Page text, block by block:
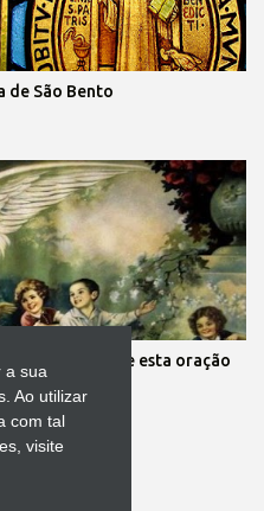
a sua
Ao utilizar
com tal
visite
de São Bento
filhos? Reze esta oração